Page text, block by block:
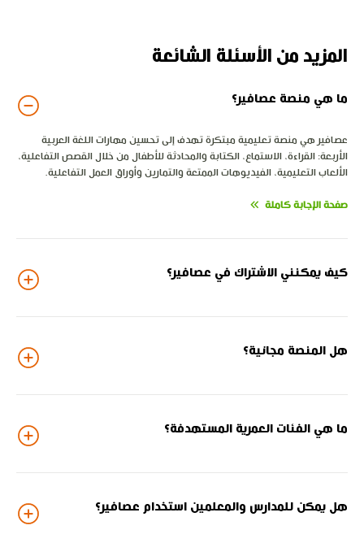
المزيد من الأسئلة الشائعة
ما هي منصة عصافير؟
عصافير هي منصة تعليمية مبتكرة تهدف إلى تحسين مهارات اللغة العربية
الأربعة: القراءة، الاستماع، الكتابة والمحادثة للأطفال من خلال القصص التفاعلية،
الألعاب التعليمية، الفيديوهات الممتعة والتمارين وأوراق العمل التفاعلية.
صفحة الإجابة كاملة
كيف يمكنني الاشتراك في عصافير؟
هل المنصة مجانية؟
ما هي الفئات العمرية المستهدفة؟
هل يمكن للمدارس والمعلمين استخدام عصافير؟